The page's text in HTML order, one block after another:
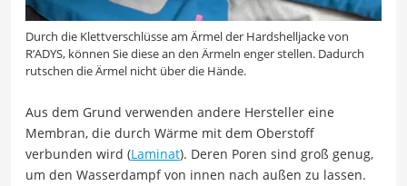
Durch die Klettverschlüsse am Ärmel der Hardshelljacke von
R’ADYS, können Sie diese an den Ärmeln enger stellen. Dadurch
rutschen die Ärmel nicht über die Hände.
Aus dem Grund verwenden andere Hersteller eine
Membran, die durch Wärme mit dem Oberstoff
verbunden wird (Laminat). Deren Poren sind groß genug,
um den Wasserdampf von innen nach außen zu lassen.